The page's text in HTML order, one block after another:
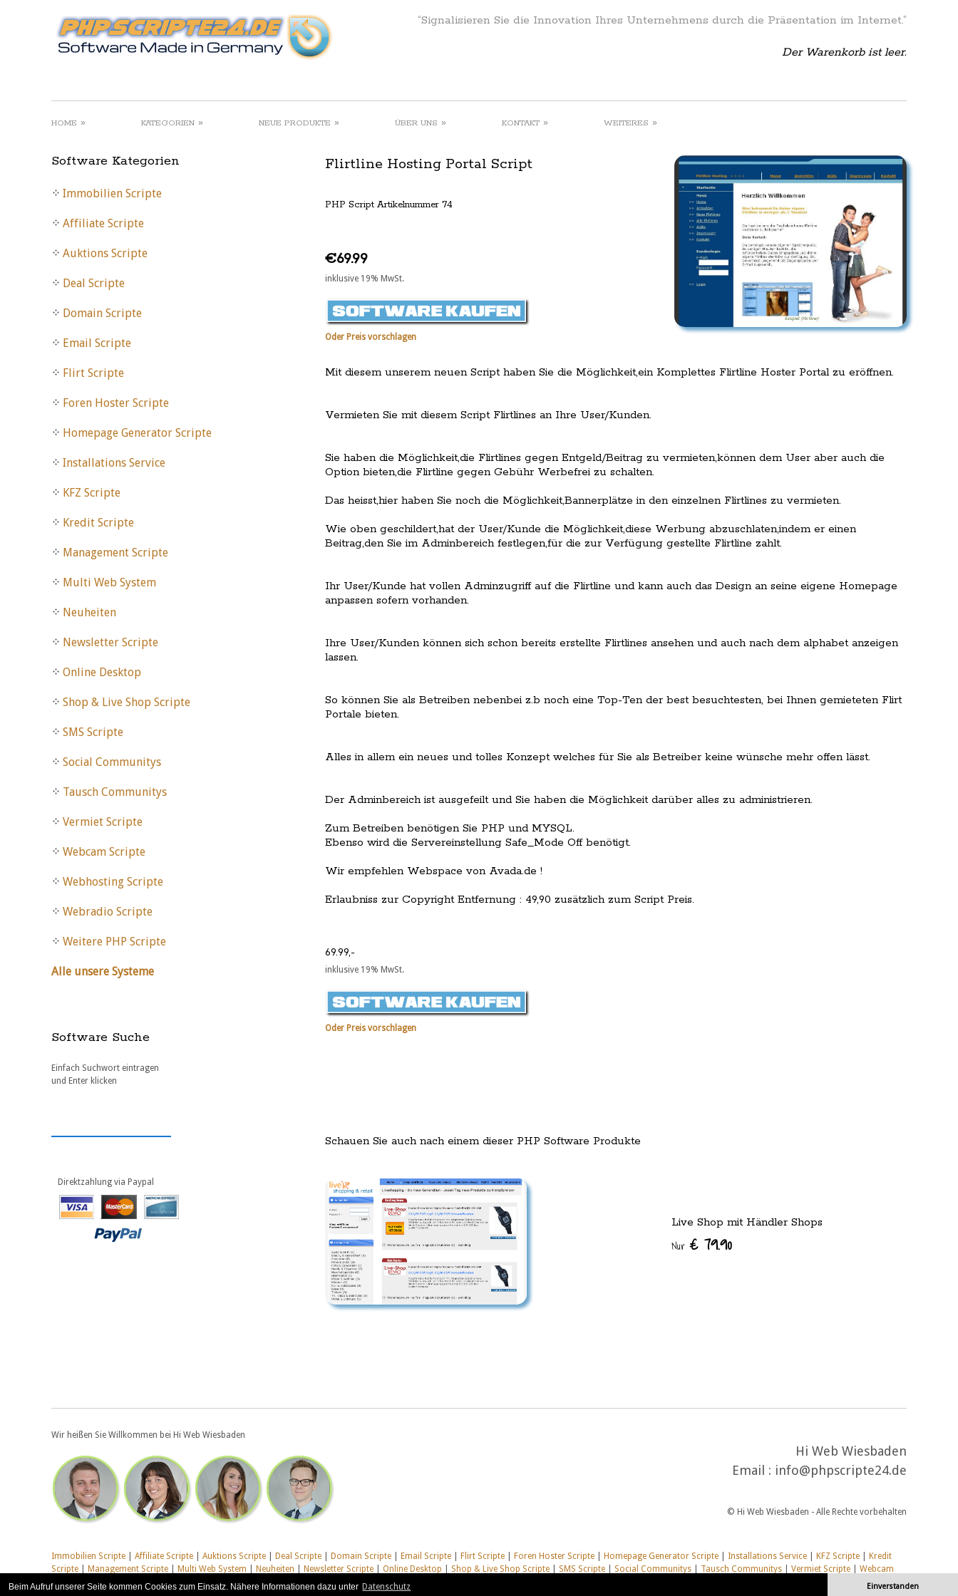
Beim Aufruf unserer Seite kommen Cookies zum Einsatz. Nähere Informationen dazu unter Datenschutz Einverstanden
“Signalisieren Sie die Innovation Ihres Unternehmens durch die Präsentation im Internet.”
Der Warenkorb ist leer.
HOME » KATEGORIEN » NEUE PRODUKTE » ÜBER UNS » KONTAKT » WEITERES »
Flirtline Hosting Portal Script
PHP Script Artikelnummer 74
€69.99
inklusive 19% MwSt.
Oder Preis vorschlagen
Mit diesem unserem neuen Script haben Sie die Möglichkeit,ein Komplettes Flirtline Hoster Portal zu eröffnen.
Vermieten Sie mit diesem Script Flirtlines an Ihre User/Kunden.
Sie haben die Möglichkeit,die Flirtlines gegen Entgeld/Beitrag zu vermieten,können dem User aber auch die
Option bieten,die Flirtline gegen Gebühr Werbefrei zu schalten.
Das heisst,hier haben Sie noch die Möglichkeit,Bannerplätze in den einzelnen Flirtlines zu vermieten.
Wie oben geschildert,hat der User/Kunde die Möglichkeit,diese Werbung abzuschlaten,indem er einen
Beitrag,den Sie im Adminbereich festlegen,für die zur Verfügung gestellte Flirtline zahlt.
Ihr User/Kunde hat vollen Adminzugriff auf die Flirtline und kann auch das Design an seine eigene Homepage
anpassen sofern vorhanden.
Ihre User/Kunden können sich schon bereits erstellte Flirtlines ansehen und auch nach dem alphabet anzeigen
lassen.
So können Sie als Betreiben nebenbei z.b noch eine Top-Ten der best besuchtesten, bei Ihnen gemieteten Flirt
Portale bieten.
Alles in allem ein neues und tolles Konzept welches für Sie als Betreiber keine wünsche mehr offen lässt.
Der Adminbereich ist ausgefeilt und Sie haben die Möglichkeit darüber alles zu administrieren.
Zum Betreiben benötigen Sie PHP und MYSQL.
Ebenso wird die Servereinstellung Safe_Mode Off benötigt.
Wir empfehlen Webspace von Avada.de !
Erlaubniss zur Copyright Entfernung : 49,90 zusätzlich zum Script Preis.
69.99,-
inklusive 19% MwSt.
Oder Preis vorschlagen
Schauen Sie auch nach einem dieser PHP Software Produkte
Live Shop mit Händler Shops
Nur € 79.90
Software Kategorien
Immobilien Scripte
Affiliate Scripte
Auktions Scripte
Deal Scripte
Domain Scripte
Email Scripte
Flirt Scripte
Foren Hoster Scripte
Homepage Generator Scripte
Installations Service
KFZ Scripte
Kredit Scripte
Management Scripte
Multi Web System
Neuheiten
Newsletter Scripte
Online Desktop
Shop & Live Shop Scripte
SMS Scripte
Social Communitys
Tausch Communitys
Vermiet Scripte
Webcam Scripte
Webhosting Scripte
Webradio Scripte
Weitere PHP Scripte
Alle unsere Systeme
Software Suche
Einfach Suchwort eintragen
und Enter klicken
Direktzahlung via Paypal
Wir heißen Sie Willkommen bei Hi Web Wiesbaden
Hi Web Wiesbaden
Email : info@phpscripte24.de
© Hi Web Wiesbaden - Alle Rechte vorbehalten
Immobilien Scripte Affiliate Scripte Auktions Scripte Deal Scripte Domain Scripte Email Scripte Flirt Scripte Foren Hoster Scripte Homepage Generator Scripte Installations Service KFZ Scripte
Kredit
Scripte
Management Scripte Multi Web System Neuheiten Newsletter Scripte Online Desktop Shop & Live Shop Scripte SMS Scripte Social Communitys Tausch Communitys Vermiet Scripte
Webcam
Scripte
Webhosting Scripte | Webradio Scripte| Weitere PHP Scripte Alle unsere Systeme